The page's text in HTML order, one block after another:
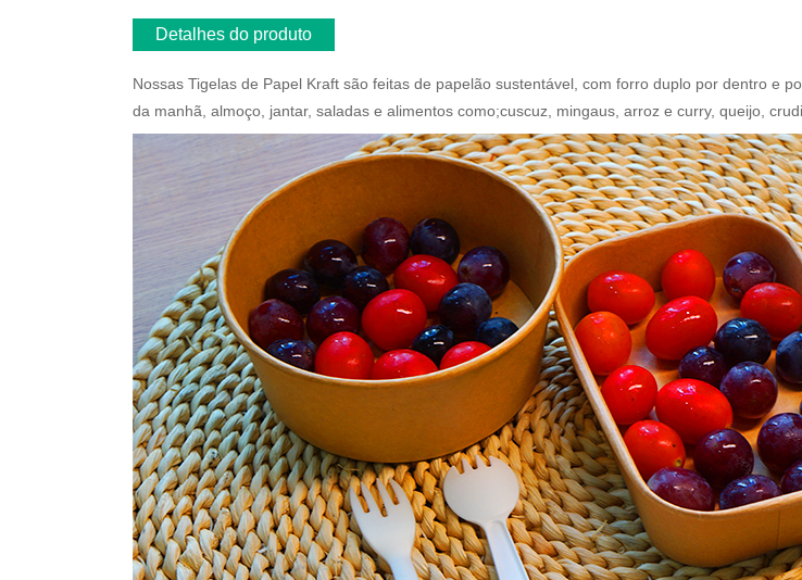
Detalhes do produto
Nossas Tigelas de Papel Kraft são feitas de papelão sustentável, com forro duplo por dentro e
da manhã, almoço, jantar, saladas e alimentos como;cuscuz, mingaus, arroz e curry, queijo,